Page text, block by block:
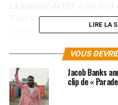
La majorité de l’EP a été écrit
Nous n’en saurons pas plus
L’avant-dernière chanson
l’identité de l’artiste… il
de 19 ans, Gabi Wilson. Info
être avec la sortie du Vol. 2,
Une silhouette sur fond bleu,
LIRE LA
VOUS
Jacob Banks
clip de «